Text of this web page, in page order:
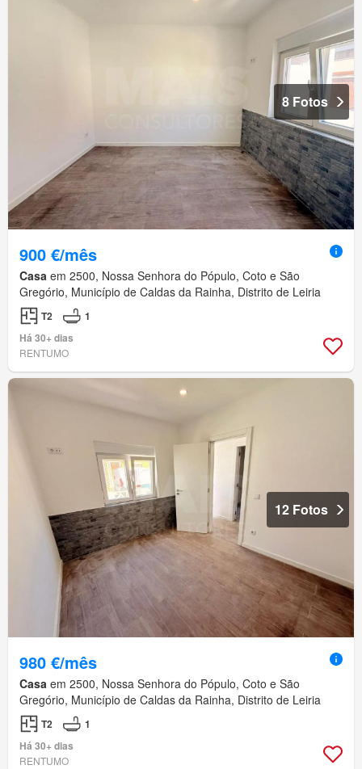
8 Fotos
900 €/mês
Casa em 2500, Nossa Senhora do Pópulo, Coto e São
Gregório, Município de Caldas da Rainha, Distrito de Leiria
T2
1
Há 30+ dias
RENTUMO
12 Fotos
980 €/mês
Casa em 2500, Nossa Senhora do Pópulo, Coto e São
Gregório, Município de Caldas da Rainha, Distrito de Leiria
T2
1
Há 30+ dias
RENTUMO